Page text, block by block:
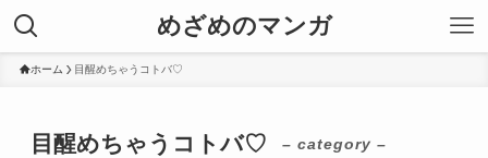
めざめのマンガ
ホーム 目醒めちゃうコトバ♡
目醒めちゃうコトバ♡ – category –